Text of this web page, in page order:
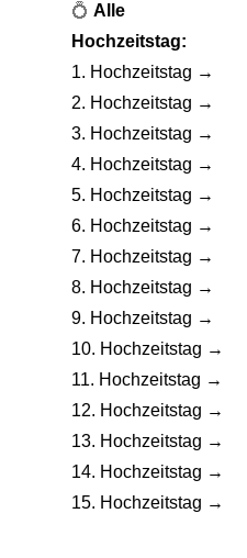
💍 Alle
Hochzeitstag:
1. Hochzeitstag →
2. Hochzeitstag →
3. Hochzeitstag →
4. Hochzeitstag →
5. Hochzeitstag →
6. Hochzeitstag →
7. Hochzeitstag →
8. Hochzeitstag →
9. Hochzeitstag →
10. Hochzeitstag →
11. Hochzeitstag →
12. Hochzeitstag →
13. Hochzeitstag →
14. Hochzeitstag →
15. Hochzeitstag →